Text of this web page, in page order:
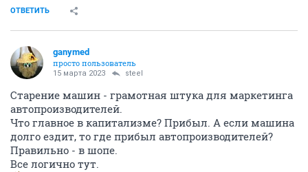
ОТВЕТИТЬ
ganymed
просто пользователь
15 марта 2023 steel
Старение машин - грамотная штука для маркетинга
автопроизводителей.
Что главное в капитализме? Прибыл. А если машина
долго ездит, то где прибыл автопроизводителей?
Правильно - в шопе.
Все логично тут.